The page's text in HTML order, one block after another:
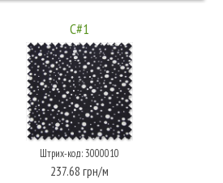
C#1
Штрих-код: 3000010
237.68 грн/м